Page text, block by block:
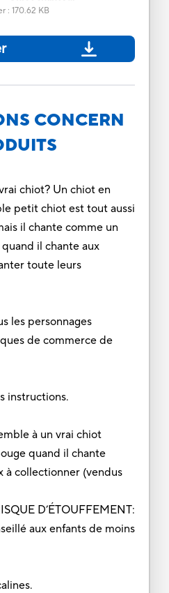
: 170.62 KB
CONCERN
chiot? Un chiot en
petit chiot est tout aussi
il chante comme un
il chante aux
toute leurs
les personnages
de commerce de
instructions.
à un vrai chiot
quand il chante
à collectionner (vendus
D’ÉTOUFFEMENT:
aux enfants de moins